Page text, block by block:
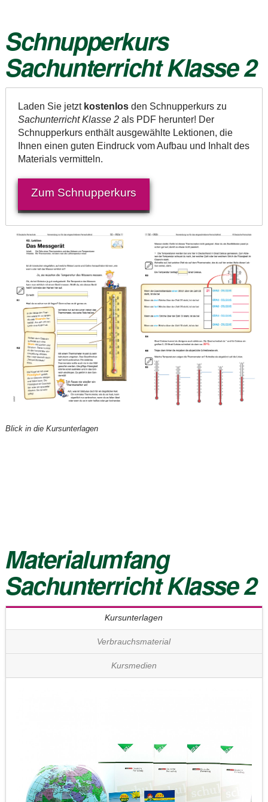
Schnupperkurs
Sachunterricht Klasse 2
Laden Sie jetzt kostenlosden Schnupperkurs zu
Sachunterricht Klasse 2als PDF herunter! Der
Schnupperkurs enthält ausgewählte Lektionen, die
Ihnen einen guten Eindruck vom Aufbau und Inhalt des
Materials vermitteln.
Zum Schnupperkurs
Blick in die Kursunterlagen
Materialumfang
Sachunterricht Klasse 2
Kursunterlagen
Verbrauchsmaterial
Kursmedien